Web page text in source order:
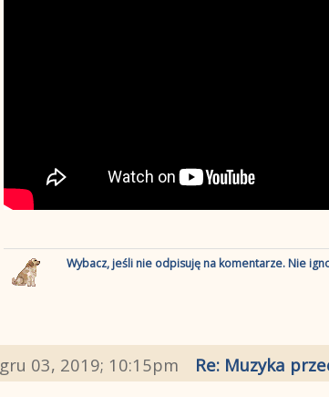
Wybacz, jeśli nie odpisuję na komentarze. Nie
gru 03, 2019; 10:15pm Re: Muzyka